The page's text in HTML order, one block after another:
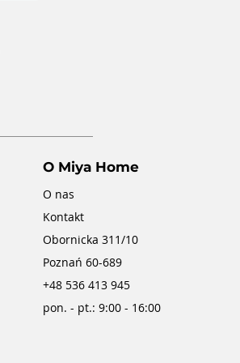
O Miya Home
O nas
Kontakt
Obornicka 311/10
Poznań 60-689
+48 536 413 945
pon. - pt.: 9:00 - 16:00